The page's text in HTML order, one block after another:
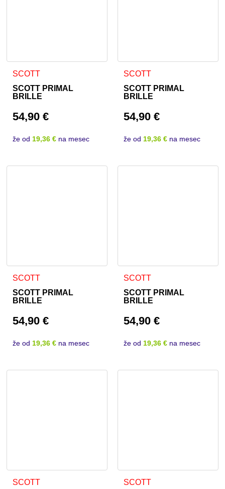
SCOTT
SCOTT PRIMAL
BRILLE
54,90€
že od 19,36 € na mesec
SCOTT
SCOTT PRIMAL
BRILLE
54,90 €
že od 19,36 € na mesec
SCOTT
SCOTT PRIMAL
BRILLE
54,90€
že od 19,36 € na mesec
SCOTT
SCOTT PRIMAL
BRILLE
54,90 €
že od 19,36 € na mesec
SCOTT SCOTT